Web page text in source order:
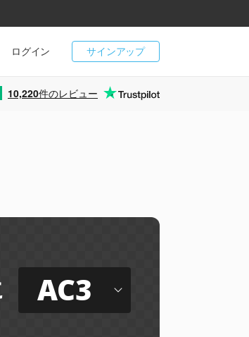
サインアップ
ログイン
10,220件のレビュー
AC3